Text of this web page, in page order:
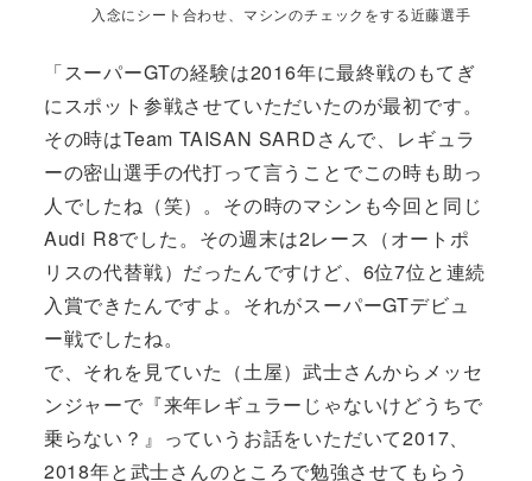
入念にシート合わせ、マシンのチェックをする近藤選手
「スーパーGTの経験は2016年に最終戦のもてぎ
にスポット参戦させていただいたのが最初です。
その時はTeam TAISAN SARDさんで、レギュラ
ーの密山選手の代打って言うことでこの時も助っ
人でしたね（笑）。その時のマシンも今回と同じ
Audi R8でした。その週末は2レース（オートポ
リスの代替戦）だったんですけど、6位7位と連続
入賞できたんですよ。それがスーパーGTデビュ
ー戦でしたね。
で、それを見ていた（土屋）武士さんからメッセ
ンジャーで『来年レギュラーじゃないけどうちで
乗らない？』っていうお話をいただいて2017、
2018年と武士さんのところで勉強させてもらう